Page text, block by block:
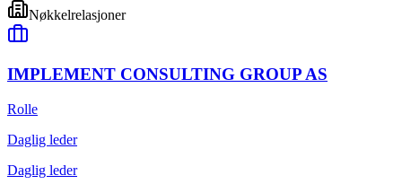
Nøkkelrelasjoner
IMPLEMENT CONSULTING GROUP AS
Rolle
Daglig leder
Daglig leder